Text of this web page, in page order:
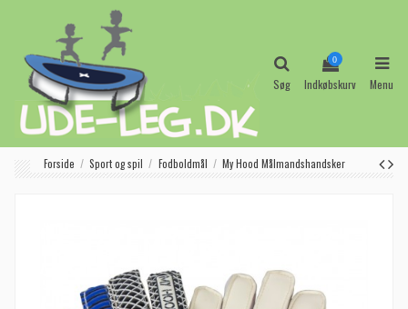
Søg
0
Indkøbskurv Menu
Forside Sport og spil Fodboldmål My Hood Målmandshandsker